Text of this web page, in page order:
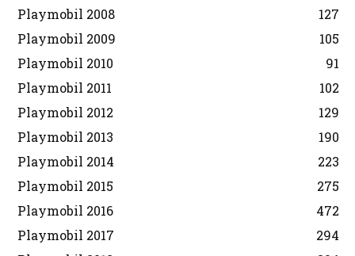
Playmobil 2008
127
Playmobil 2009
105
Playmobil 2010
91
Playmobil 2011
102
Playmobil 2012
129
Playmobil 2013
190
Playmobil 2014
223
Playmobil 2015
275
Playmobil 2016
472
Playmobil 2017
294